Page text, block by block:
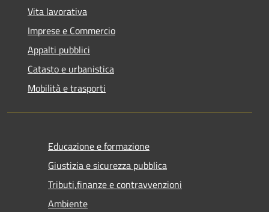
Vita lavorativa
Imprese e Commercio
Appalti pubblici
Catasto e urbanistica
Mobilità e trasporti
Educazione e formazione
Giustizia e sicurezza pubblica
Tributi,finanze e contravvenzioni
Ambiente